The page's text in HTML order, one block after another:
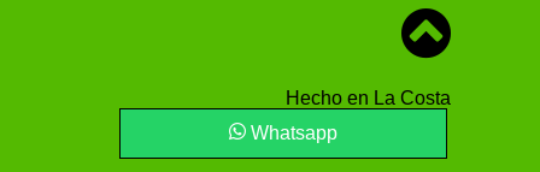
Whatsapp
Hecho en La Costa